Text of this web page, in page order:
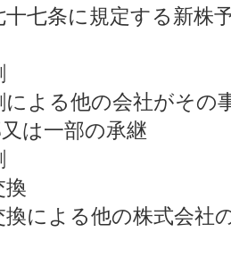
七条に規定する新株
よる他の会社がその
は一部の承継
による他の株式会社